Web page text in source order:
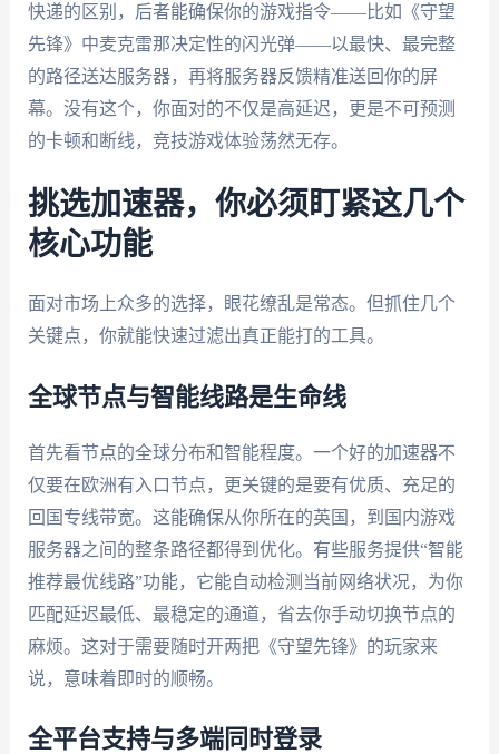
快递的区别，后者能确保你的游戏指令——比如《守望
先锋》中麦克雷那决定性的闪光弹——以最快、最完整
的路径送达服务器，再将服务器反馈精准送回你的屏
幕。没有这个，你面对的不仅是高延迟，更是不可预测
的卡顿和断线，竞技游戏体验荡然无存。
挑选加速器，你必须盯紧这几个
核心功能
面对市场上众多的选择，眼花缭乱是常态。但抓住几个
关键点，你就能快速过滤出真正能打的工具。
全球节点与智能线路是生命线
首先看节点的全球分布和智能程度。一个好的加速器不
仅要在欧洲有入口节点，更关键的是要有优质、充足的
回国专线带宽。这能确保从你所在的英国，到国内游戏
服务器之间的整条路径都得到优化。有些服务提供“智能
推荐最优线路”功能，它能自动检测当前网络状况，为你
匹配延迟最低、最稳定的通道，省去你手动切换节点的
麻烦。这对于需要随时开两把《守望先锋》的玩家来
说，意味着即时的顺畅。
全平台支持与多端同时登录